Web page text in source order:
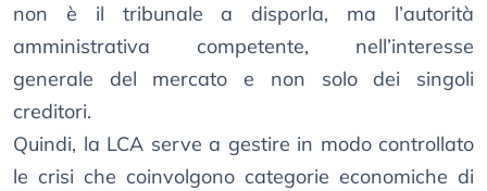
non è il tribunale a disporla, ma l’autorità
amministrativa competente, nell’interesse
generale del mercato e non solo dei singoli
creditori.
Quindi, la LCA serve a gestire in modo controllato
le crisi che coinvolgono categorie economiche di